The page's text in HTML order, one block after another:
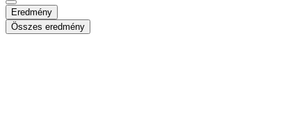
Eredmény
Összes eredmény